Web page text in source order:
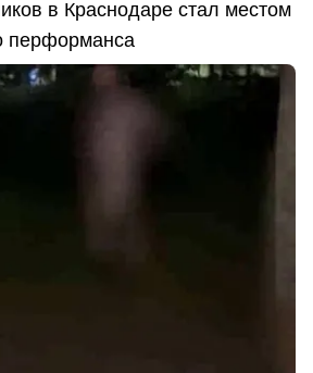
в Краснодаре стал местом
перформанса